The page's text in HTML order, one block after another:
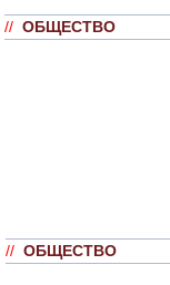
// ОБЩЕСТВО
// ОБЩЕСТВО